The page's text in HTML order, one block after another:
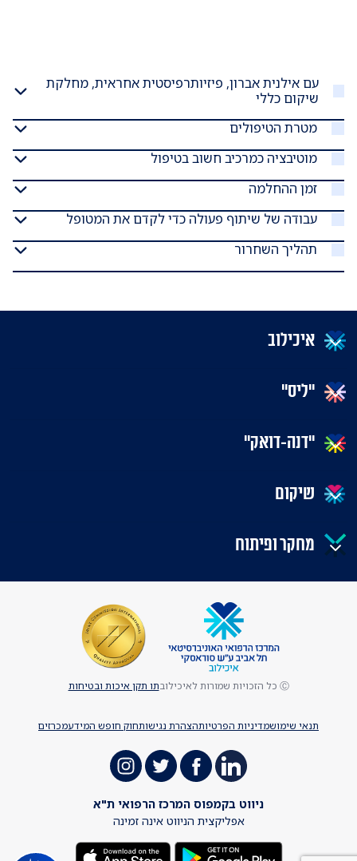
עם אילנית אברון, פיזיותרפיסטית אחראית, מחלקת
שיקום כללי
מטרת הטיפולים
מוטיבציה כמרכיב חשוב בטיפול
זמן ההחלמה
עבודה של שיתוף פעולה כדי לקדם את המטופל
תהליך השחרור
איכילוב
"ליס"
"דנה-דואק"
שיקום
מחקר ופיתוח
תנאי שימושמדיניות הפרטיותהצהרת נגישותחוק חופש המידעמכרזים
Ⓒ כל הזכויות שמורות לאיכילוב תו תקן איכות ובטיחות
ניווט בקמפוס המרכז הרפואי ת"א
אפליקצית הניווט אינה זמינה